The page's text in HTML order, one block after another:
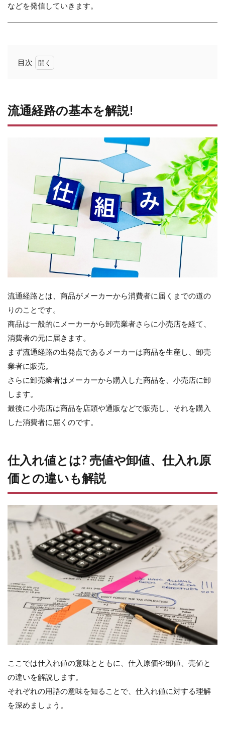
などを発信していきます。
目次
経
路
の
売値
や卸
れ原
の違
解説
仕入
れ
仕入
原価
とは?
2.2
卸値
と仕
違い
は?
2.3
掛け
は? 仕
入原
価率
との
違い
仕入
れ値
と売
値の
違い
は?
3
入
金
額
ら
流通経路の基本を解説!
流通経路とは、商品がメーカーから消費者に届くまでの道の
りのことです。
商品は一般的にメーカーから卸売業者さらに小売店を経て、
消費者の元に届きます。
まず流通経路の出発点であるメーカーは商品を生産し、卸売
業者に販売。
さらに卸売業者はメーカーから購入した商品を、小売店に卸
します。
最後に小売店は商品を店頭や通販などで販売し、それを購入
した消費者に届くのです。
仕入れ値とは? 売値や卸値、仕入れ原
価との違いも解説
ここでは仕入れ値の意味とともに、仕入原価や卸値、売値と
の違いを解説します。
それぞれの用語の意味を知ることで、仕入れ値に対する理解
を深めましょう。